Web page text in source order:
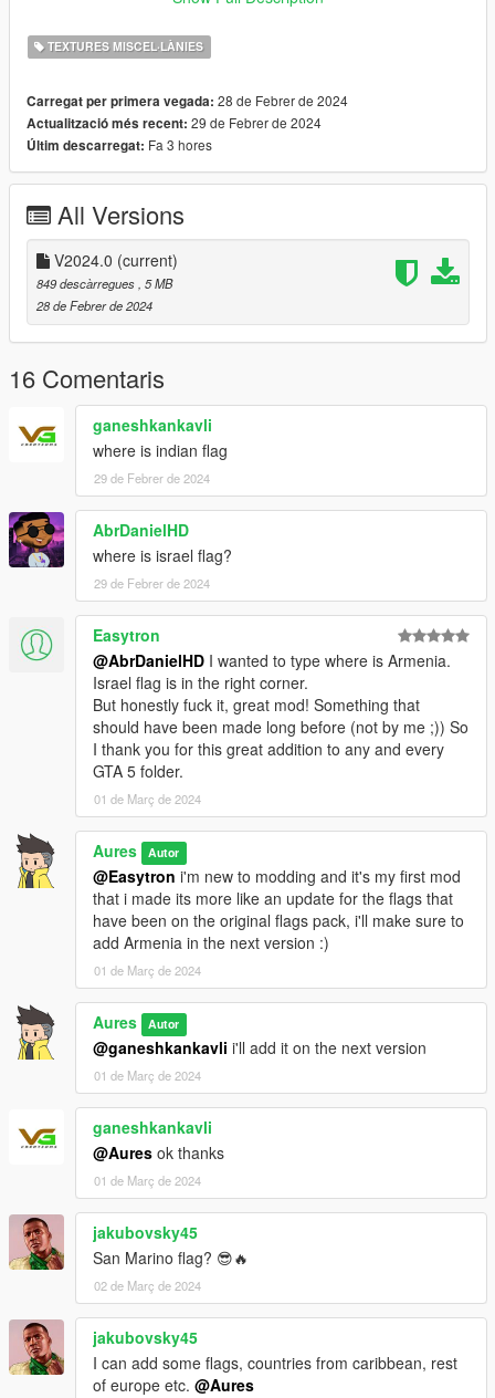
12.Denmark
13.England
15.France
16.German
17.Hungary
18.Ireland
20.Jamaica
21.Japan
22.Kosovo
23.Liechtenstein
24.MAFIA-Bloods
25.Malta
26.Mexico
27.Morocco
28.Netherlands
29.New Zealand
30.Nigeria
31.Norway
32.Palestine
33.Poland
34.Portugal
35.Puerto Rico
36.Russia
37.Scotland
38.Slovakia
39.Slovenia
40.South Africa
41.South Korea
43.Sweden
44.Switzerland
45.Turkey
46.United Kingdom
47.United States
48.Wales
This s an updated version of the flags pack by this link, make
sure to support the original maker:
https://www.gta5-mods.com/misc/flags
In the case of problems write in the comments. I will take action
(SUPPORT ME IN THE DEVELOPMENT OF MODS)
TEXTURES MISCEL·LÀNIES
Carregat per primera vegada: 28 de Febrer de 2024
Actualització més recent: 29 de Febrer de 2024
Últim descarregat: Fa 3 hores
All Versions
V2024.0 (current)
849 descàrregues, 5 MB
28 de Febrer de 2024
16 Comentaris
ganeshkankavli
where is indian flag
29 de Febrer de 2024
AbrDanielHD
where is israel flag?
29 de Febrer de 2024
Easytron
@AbrDanielHD I wanted to type where is Armenia.
Israel flag is in the right corner.
But honestly fuck it, great mod! Something that
should have been made long before (not by me ;)) So
I thank you for this great addition to any and every
GTA 5 folder.
01 de Març de 2024
Aures Autor
@Easytron i'm new to modding and it's my first mod
that i made its more like an update for the flags that
have been on the original flags pack, i'll make sure to
add Armenia in the next version :)
01 de Març de 2024
Aures Autor
@ganeshkankavli i'll add it on the next version
01 de Març de 2024
ganeshkankavli
@Aures ok thanks
01 de Març de 2024
jakubovsky45
San Marino flag? 😎🔥
02 de Març de 2024
jakubovsky45
I can add some flags, countries from caribbean, rest
of europe etc. @Aures